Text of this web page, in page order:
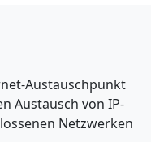
Austauschpunkt
Austausch von IP-
Netzwerken